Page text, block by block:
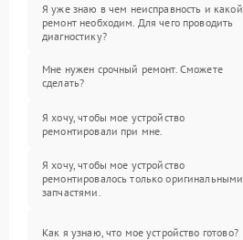
Я уже знаю в чем неисправность и какой
ремонт необходим. Для чего проводить
диагностику?
Мне нужен срочный ремонт. Сможете
сделать?
Я хочу, чтобы мое устройство
ремонтировали при мне.
Я хочу, чтобы мое устройство
ремонтировалось только оригинальными
запчастями.
Как я узнаю, что мое устройство готово?